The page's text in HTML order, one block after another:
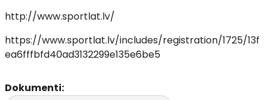
http://www.sportlat.lv/
https://www.sportlat.lv/includes/registration/1725/13f
ea6fffbfd40ad3132299e135e6be5
Dokumenti: